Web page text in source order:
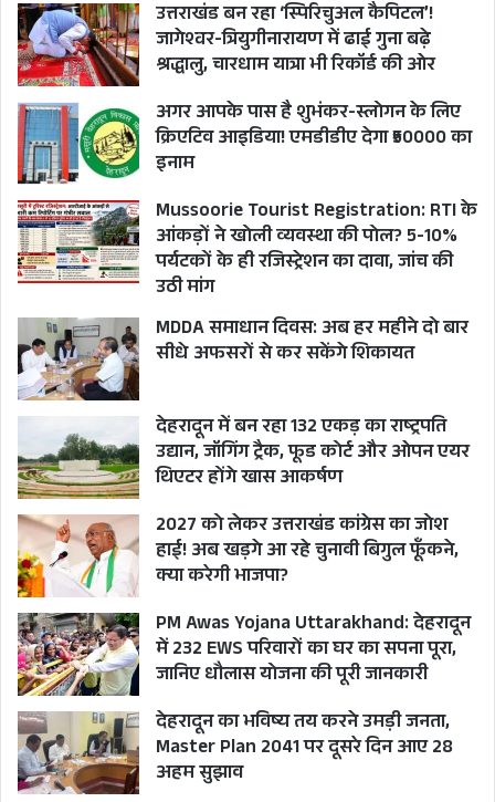
नौकरशाहों के नाम पर नहीं हैं बल्कि उनके परिवार के
सदस्यों के नाम पर हैं। ऐसे में परिवारजन ही बताएंगे कि
वह यशपाल के संपर्क में कैसे आए।
हरिद्वार में भी भू माफिया यशपाल तोमर
पर दर्ज हैं कई केस
पश्चिमी यूपी के रहने वाले भू माफिया यशपाल तोमर के
खिलाफ हरिद्वार के कनखल, ज्वालापुर एवं शहर कोतवाली
में 13 मई 2022 को चार अलग-अलग मुकदमे दर्ज हैं।
कनखल में कांग्रेसी नेता तोष जैन के घर में घुसकर हत्या
की धमकी देने के संबंध में मुकदमा दर्ज कराया गया है।
ज्वालापुर में दिल्ली के प्रॉपर्टी डीलर भरत चावला ने रंगदारी
एवं जबरन भूमि कब्जाने समेत प्रभावी धाराओं में मुकदमा
दर्ज कराया हुआ है। इसके बाद एसटीएफ ने गैंगस्टर एक्ट
का मुकदमा दर्ज किया था। गैंगस्टर एक्ट के मुकदमे के
चलते ही उसकी 153 करोड़ की भूमि एसटीएफ कुर्क कर
चुकी है और चौथा मुकदमा शहर कोतवाली में फर्जी
दस्तावेजों के आधार पर कोर्ट को गुमराह कर चौपहिया
वाहन रिलीज कराने के संबंध में एसटीएफ ने दर्ज कराया
था।
CM PUSHKAR SINGH DHAMI
उत्तराखंड बन रहा ‘स्पिरिचुअल कैपिटल’!
जागेश्वर-त्रियुगीनारायण में ढाई गुना बढ़े
श्रद्धालु, चारधाम यात्रा भी रिकॉर्ड की ओर
अगर आपके पास है शुभंकर-स्लोगन के लिए
क्रिएटिव आइडिया! एमडीडीए देगा ₹50000 का
इनाम
Mussoorie Tourist Registration: RTI के
आंकड़ों ने खोली व्यवस्था की पोल? 5-10%
पर्यटकों के ही रजिस्ट्रेशन का दावा, जांच की
उठी मांग
MDDA समाधान दिवस: अब हर महीने दो बार
सीधे अफसरों से कर सकेंगे शिकायत
देहरादून में बन रहा 132 एकड़ का राष्ट्रपति
उद्यान, जॉगिंग ट्रैक, फूड कोर्ट और ओपन एयर
थिएटर होंगे खास आकर्षण
2027 को लेकर उत्तराखंड कांग्रेस का जोश
हाई! अब खड़गे आ रहे चुनावी बिगुल फूँकने,
क्या करेगी भाजपा?
PM Awas Yojana Uttarakhand: देहरादून
में 232 EWS परिवारों का घर का सपना पूरा,
जानिए धौलास योजना की पूरी जानकारी
देहरादून का भविष्य तय करने उमड़ी जनता,
Master Plan 2041 पर दूसरे दिन आए 28
अहम सुझाव